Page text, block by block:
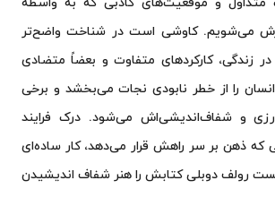
می‌شویم. کاوشی است در شناخت واضح‌تر
زندگی، کارکردهای متفاوت و بعضاً متضادی
را از خطر نابودی نجات می‌بخشد و برخی
و شفاف‌اندیشی‌اش می‌شود. درک فرایند
که ذهن بر سر راهش قرار می‌دهد، کار ساده‌ای
رولف دوبلی کتابش را هنر شفاف اندیشیدن